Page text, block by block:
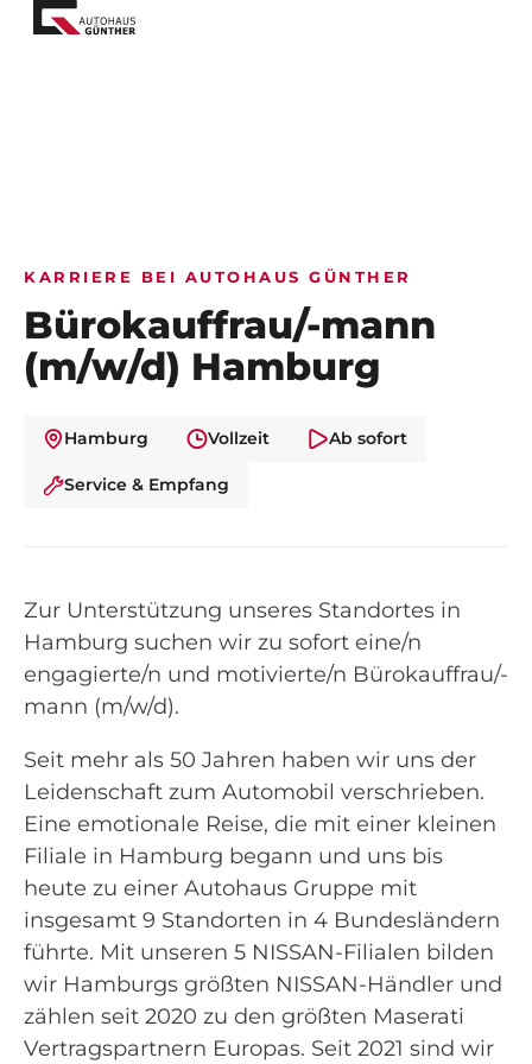
KARRIERE BEI AUTOHAUS GÜNTHER
Bürokauffrau/-mann
(m/w/d) Hamburg
Hamburg Vollzeit Ab sofort
Service & Empfang
Zur Unterstützung unseres Standortes in
Hamburg suchen wir zu sofort eine/n
engagierte/n und motivierte/n Bürokauffrau/-
mann (m/w/d).
Seit mehr als 50 Jahren haben wir uns der
Leidenschaft zum Automobil verschrieben.
Eine emotionale Reise, die mit einer kleinen
Filiale in Hamburg begann und uns bis
heute zu einer Autohaus Gruppe mit
insgesamt 9 Standorten in 4 Bundesländern
führte. Mit unseren 5 NISSAN-Filialen bilden
wir Hamburgs größten NISSAN-Händler und
zählen seit 2020 zu den größten Maserati
Vertragspartnern Europas. Seit 2021 sind wir